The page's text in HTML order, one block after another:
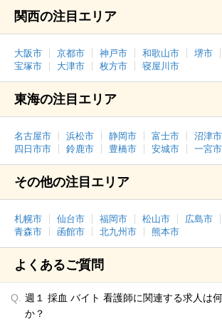
関西の注目エリア
大阪市 京都市 神戸市 和歌山市 堺市
宝塚市
大津市 枚方市 寝屋川市
東海の注目エリア
名古屋市 浜松市 静岡市 富士市 沼津市
四日市市
鈴鹿市 豊橋市 安城市 一宮市
その他の注目エリア
札幌市 仙台市 福岡市 松山市 広島市
青森市
函館市 北九州市 熊本市
よくあるご質問
週１ 採血 バイト 看護師に関連する求人は
か？